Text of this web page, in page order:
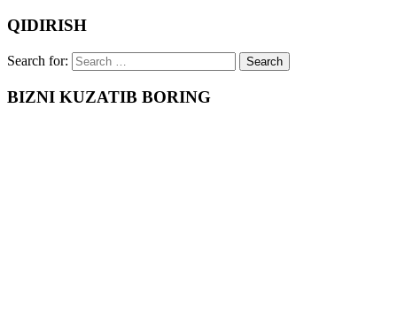
QIDIRISH
Search for:
BIZNI KUZATIB BORING